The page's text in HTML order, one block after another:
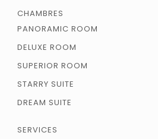
CHAMBRES
PANORAMIC ROOM
DELUXE ROOM
SUPERIOR ROOM
STARRY SUITE
DREAM SUITE
SERVICES